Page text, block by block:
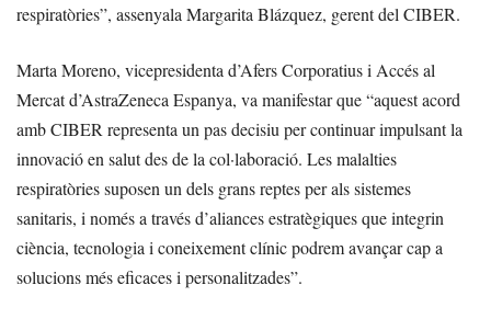
respiratòries”, assenyala Margarita Blázquez, gerent del CIBER.
Marta Moreno, vicepresidenta d’Afers Corporatius i Accés al
Mercat d’AstraZeneca Espanya, va manifestar que “aquest acord
amb CIBER representa un pas decisiu per continuar impulsant la
innovació en salut des de la col·laboració. Les malalties
respiratòries suposen un dels grans reptes per als sistemes
sanitaris, i només a través d’aliances estratègiques que integrin
ciència, tecnologia i coneixement clínic podrem avançar cap a
solucions més eficaces i personalitzades”.